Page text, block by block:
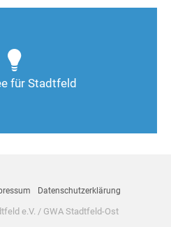
für Stadtfeld
sind gefragt!
Datenschutzerklärung
e.V. / GWA Stadtfeld-Ost